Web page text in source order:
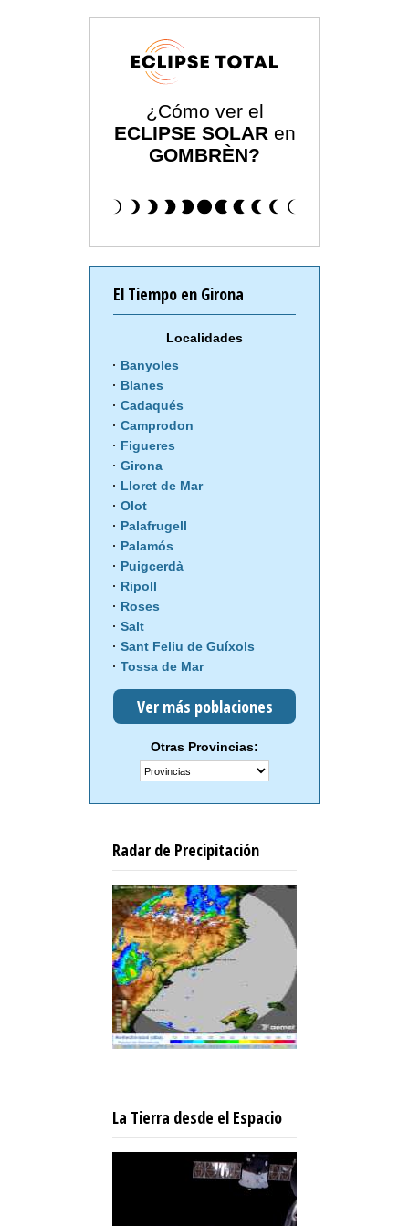
¿Cómo ver el
ECLIPSE SOLAR en
GOMBRÈN?
El Tiempo en Girona
Localidades
Banyoles
Blanes
Cadaqués
Camprodon
Figueres
Girona
Lloret de Mar
Olot
Palafrugell
Palamós
Puigcerdà
Ripoll
Roses
Salt
Sant Feliu de Guíxols
Tossa de Mar
Ver más poblaciones
Otras Provincias:
Radar de Precipitación
La Tierra desde el Espacio